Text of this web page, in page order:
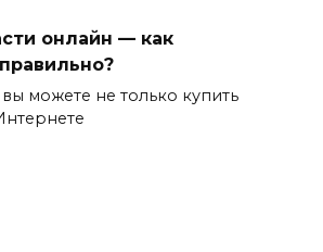
онлайн — как
можете не только купить